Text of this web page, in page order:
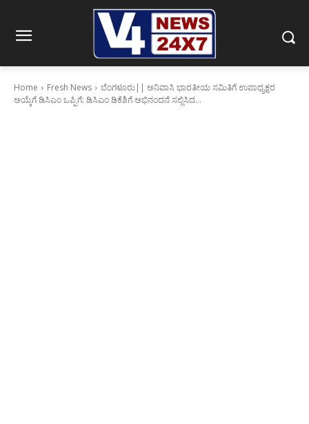
Home Fresh News
ಬೆಂಗಳೂರು|| ಅನಿವಾಸಿ ಭಾರತೀಯ ಸಮಿತಿಗೆ ಉಪಾಧ್ಯಕ್ಷರ
ಅಯ್ಕೆಗೆ ಡಿಸಿಎಂ ಒಪ್ಪಿಗೆ: ಡಿಸಿಎಂ ಡಿಕೆಶಿಗೆ ಅಭಿನಂದನೆ ಸಲ್ಲಿಸಿದ...